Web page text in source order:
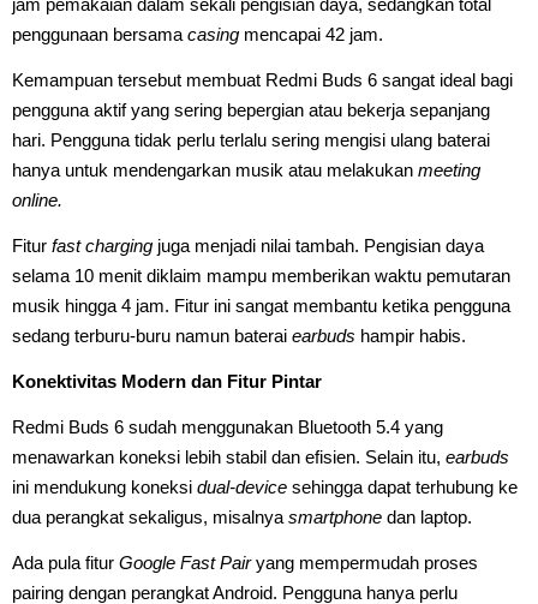
penggunaan bersama casing mencapai 42 jam.
Kemampuan tersebut membuat Redmi Buds 6 sangat ideal bagi
pengguna aktif yang sering bepergian atau bekerja sepanjang
hari. Pengguna tidak perlu terlalu sering mengisi ulang baterai
hanya untuk mendengarkan musik atau melakukan meeting
online.
Fitur fast charging juga menjadi nilai tambah. Pengisian daya
selama 10 menit diklaim mampu memberikan waktu pemutaran
musik hingga 4 jam. Fitur ini sangat membantu ketika pengguna
sedang terburu-buru namun baterai earbuds hampir habis.
Konektivitas Modern dan Fitur Pintar
Redmi Buds 6 sudah menggunakan Bluetooth 5.4 yang
menawarkan koneksi lebih stabil dan efisien. Selain itu, earbuds
ini mendukung koneksi dual-device sehingga dapat terhubung ke
dua perangkat sekaligus, misalnya smartphone dan laptop.
Ada pula fitur Google Fast Pairyang mempermudah proses
pairing dengan perangkat Android. Pengguna hanya perlu